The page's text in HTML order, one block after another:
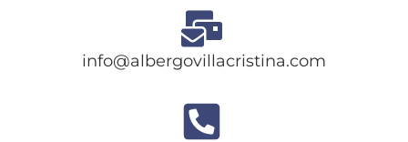
info@albergovillacristina.com